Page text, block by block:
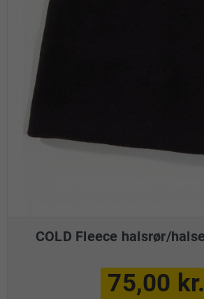
COLD Fleece halsrør/
75,00 kr.